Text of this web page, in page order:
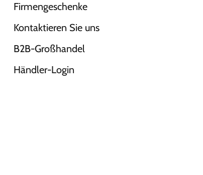
Firmengeschenke
Kontaktieren Sie uns
B2B-Großhandel
Händler-Login